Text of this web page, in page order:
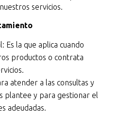
servicios.
Es la que aplica cuando
productos o contrata
atender a las consultas y
plantee y para gestionar el
adeudadas.